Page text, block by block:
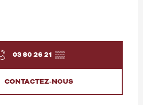
03 80 26 21 ▒▒
CONTACTEZ-NOUS